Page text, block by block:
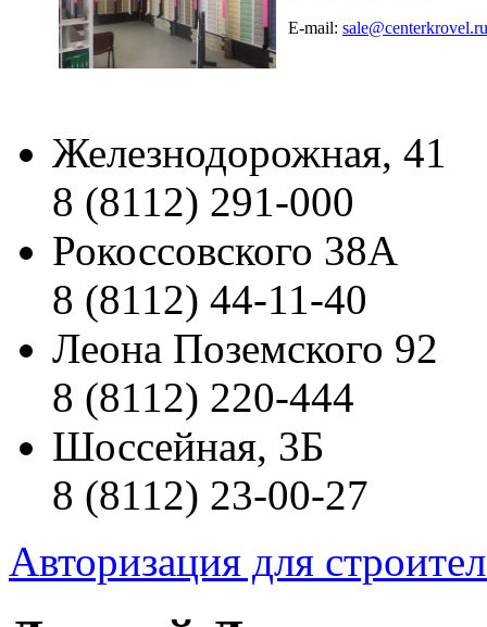
E-mail: sale@centerkrovel.ru
Железнодорожная, 41
8 (8112) 291-000
Рокоссовского 38А
8 (8112) 44-11-40
Леона Поземского 92
8 (8112) 220-444
Шоссейная, 3Б
8 (8112) 23-00-27
Авторизация для